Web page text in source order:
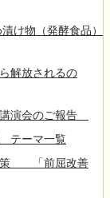
け物（発酵食品）
解放されるの
演会のご報告
テーマ一覧
策 「前屈改善